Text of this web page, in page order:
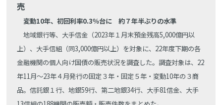
売
変動10年、初回利率0.3％台に 約７年半ぶりの水準
地域銀行等、大手信金（2023年１月末預金残高5,000億円以
上）、大手信組（同3,000億円以上）を対象に、22年度下期の各
金融機関の個人向け国債の販売状況を調査した。調査対象は、22
年11月～23年４月発行の固定３年・固定５年・変動10年の３商
品。信託銀１行、地銀59行、第二地銀34行、大手81信金、大手